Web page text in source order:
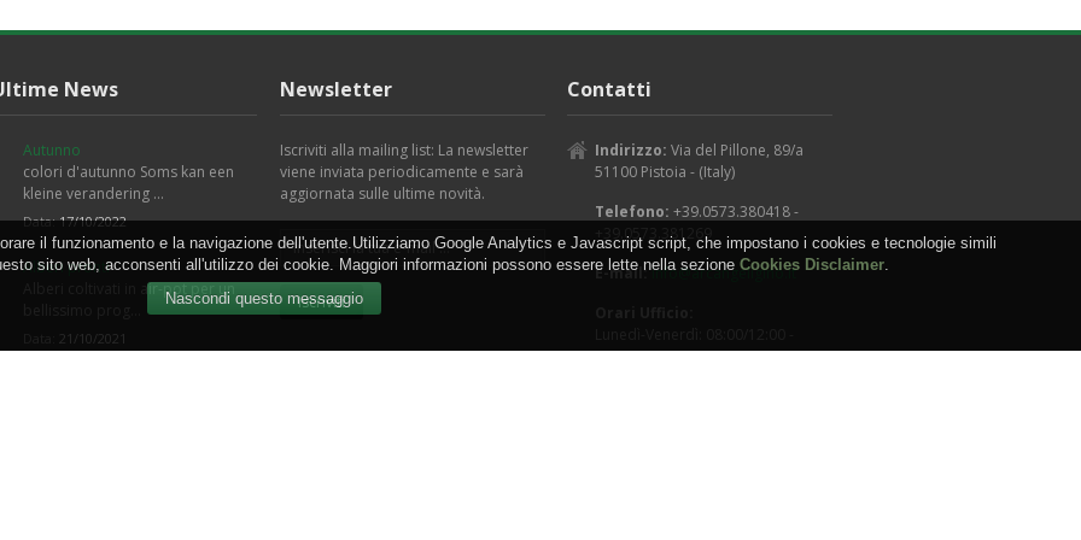
News
Autunno
colori d'autunno Soms kan een
kleine verandering …
Data:17/10/2022
Alberi pronti
Alberi coltivati in air-pot per un
21/10/2021
Newsletter
Iscriviti alla mailing list: La newsletter
viene inviata periodicamente e sarà
aggiornata sulle ultime novità.
Contatti
Indirizzo: Via del Pillone, 89/a
51100 Pistoia - (Italy)
Telefono: +39.0573.380418 -
+39.0573.381269
E-mail: info@arcangeligino.it
13:30/18:00
il funzionamento e la navigazione dell'utente.Utilizziamo Google Analytics e Javascript script, che impostano i cookies e tecnologie simili
sito web, acconsenti all'utilizzo dei cookie. Maggiori informazioni possono essere lette nella sezione Cookies Disclaimer.